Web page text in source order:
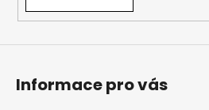
Informace pro vás